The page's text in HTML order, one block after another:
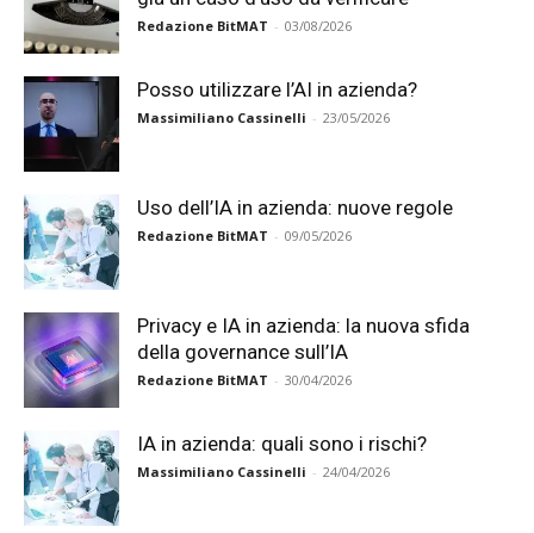
Redazione BitMAT - 03/08/2026
Posso utilizzare l’AI in azienda?
Massimiliano Cassinelli - 23/05/2026
Uso dell’IA in azienda: nuove regole
Redazione BitMAT - 09/05/2026
Privacy e IA in azienda: la nuova sfida
della governance sull’IA
Redazione BitMAT - 30/04/2026
IA in azienda: quali sono i rischi?
Massimiliano Cassinelli - 24/04/2026